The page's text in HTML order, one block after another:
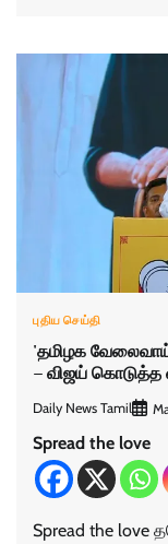
புதிய செய்தி
'தமிழக
– விஜய் கொடுத்த
Daily News Tamil
Spread the love
Spread the love